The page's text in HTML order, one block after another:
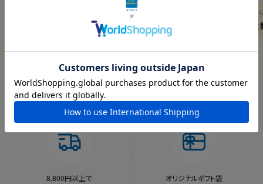
世界の新年の迎え方
家族であそびを囲もう！
冬のおうち時間
送料当社負担
8,800円以上で
ギフトラッピング
オリジナルギフト袋